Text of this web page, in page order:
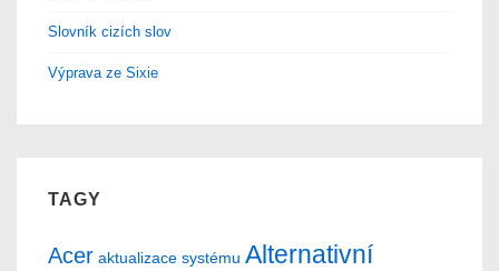
Slovník cizích slov
Výprava ze Sixie
TAGY
Acer aktualizace systému Alternativní